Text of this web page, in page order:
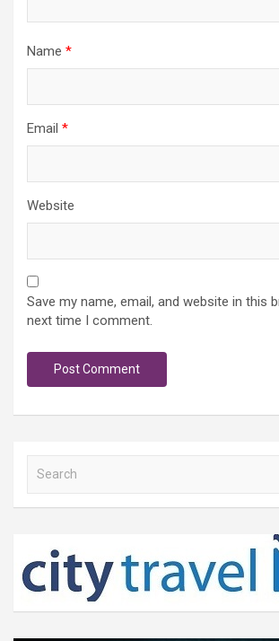
Name *
Email *
Website
Save my name, email, and website in this
next time I comment.
h